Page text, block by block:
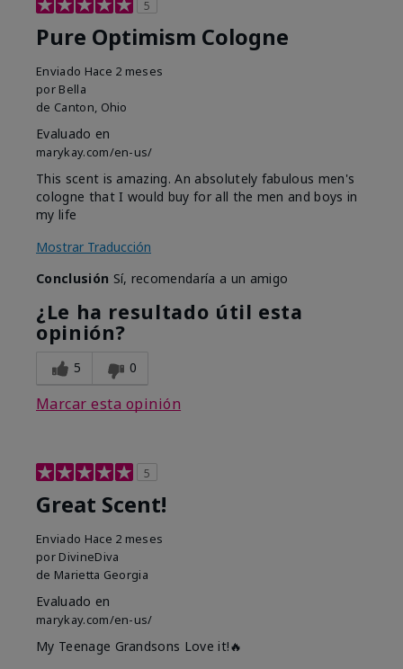
5
Pure Optimism Cologne
Enviado Hace 2 meses
por Bella
de Canton, Ohio
Evaluado en
marykay.com/en-us/
This scent is amazing. An absolutely fabulous men's
cologne that I would buy for all the men and boys in
my life
Mostrar Traducción
Conclusión Sí, recomendaría a un amigo
¿Le ha resultado útil esta
opinión?
5 0
Marcar esta opinión
5
Great Scent!
Enviado Hace 2 meses
por DivineDiva
de Marietta Georgia
Evaluado en
marykay.com/en-us/
My Teenage Grandsons Love it!🔥